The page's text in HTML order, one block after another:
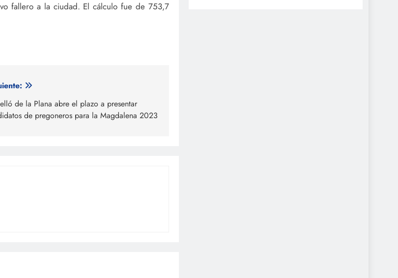
fallero a la ciudad. El cálculo fue de 753,7
de la Plana abre el plazo a presentar
de pregoneros para la Magdalena 2023